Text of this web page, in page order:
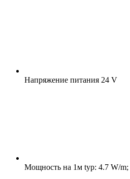
Напряжение питания 24 V
Мощность на 1м typ: 4.7 W/